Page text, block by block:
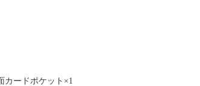
カードポケット×1